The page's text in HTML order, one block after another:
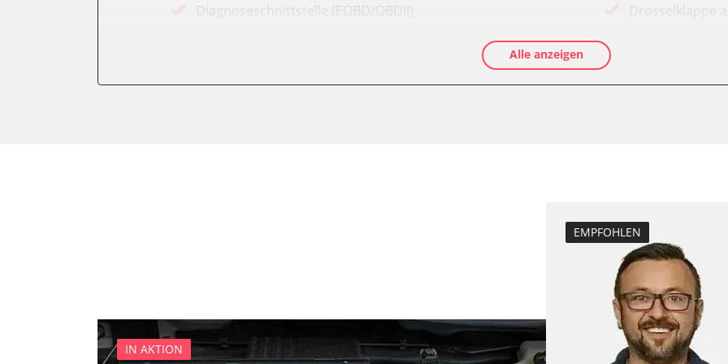
Diagnoseschnittstelle (EOBD/OBDII)
Seitenhinderniserkennung links (SODL)
Sekundäre Luftheizung
Drosselklappe
Differenzdruck
Einspritzdüsen
Elektronische
ESP test
Grundeinstellung
Alle anzeigen
IN AKTION
EMPFOHLEN